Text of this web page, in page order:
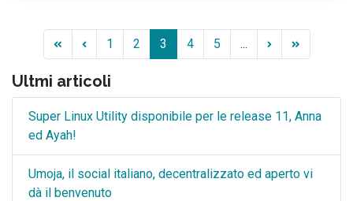
1 2 3 4 5 ...
Ultmi articoli
Super Linux Utility disponibile per le release 11, Anna
ed Ayah!
Umoja, il social italiano, decentralizzato ed aperto vi
dà il benvenuto